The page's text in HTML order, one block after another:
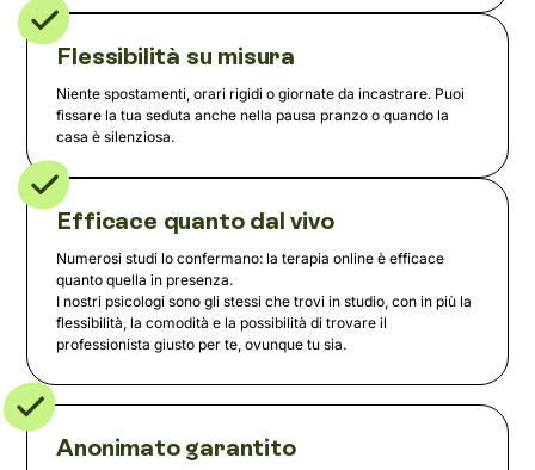
Flessibilità su misura
Niente spostamenti, orari rigidi o giornate da incastrare. Puoi
fissare la tua seduta anche nella pausa pranzo o quando la
casa è silenziosa.
Efficace quanto dal vivo
Numerosi studi lo confermano: la terapia online è efficace
quanto quella in presenza.
I nostri psicologi sono gli stessi che trovi in studio, con in più la
flessibilità, la comodità e la possibilità di trovare il
professionista giusto per te, ovunque tu sia.
Anonimato garantito